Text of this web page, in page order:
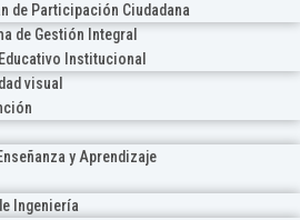
de Participación Ciudadana
de Gestión Integral
Institucional
visual
y Aprendizaje
Ingeniería